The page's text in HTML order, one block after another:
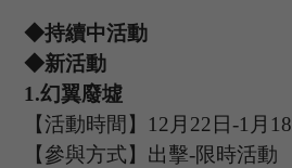
◆持續中活動
◆新活動
1.幻翼廢墟
【活動時間】 12 月 22 日-1 月 18
【參與方式】出擊-限時活動